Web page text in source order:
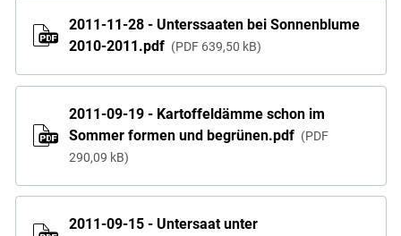
2011-11-28 - Unterssaaten bei Sonnenblume
2010-2011.pdf
PDF 639,50 kB
2011-09-19 - Kartoffeldämme schon im
Sommer formen und begrünen.pdf
PDF
290,09 kB
2011-09-15 - Untersaat unter